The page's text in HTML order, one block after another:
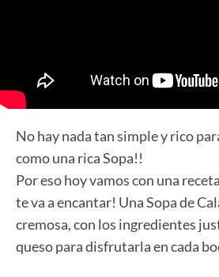
No hay nada tan simple y rico
como una rica Sopa!!
Por eso hoy vamos con una
te va a encantar! Una Sopa de
cremosa, con los ingredientes
queso para disfrutarla en cada